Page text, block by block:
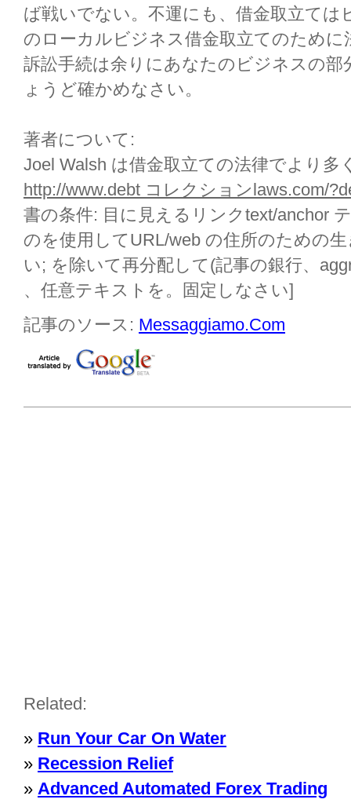
ば戦いでない。不運にも、借金取立て
のローカルビジネス借金取立てのため
訴訟手続は余りにあなたのビジネスの
ょうど確かめなさい。
著者について:
Joel Walsh は借金取立ての法律でより多
http://www.debt コレクションlaws.com/
書の条件: 目に見えるリンクtext/anchor
のを使用してURL/web の住所のための
い; を除いて再分配して(記事の銀行、
、任意テキストを。固定しなさい]
記事のソース: Messaggiamo.Com
Related:
» Run Your Car On Water
» Recession Relief
» Advanced Automated Forex Trading